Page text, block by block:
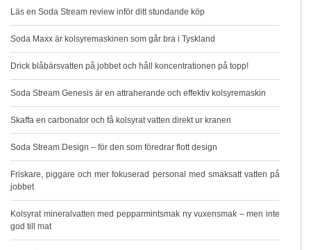
Läs en Soda Stream review inför ditt stundande köp
Soda Maxx är kolsyremaskinen som går bra i Tyskland
Drick blåbärsvatten på jobbet och håll koncentrationen på topp!
Soda Stream Genesis är en attraherande och effektiv kolsyremaskin
Skaffa en carbonator och få kolsyrat vatten direkt ur kranen
Soda Stream Design – för den som föredrar flott design
Friskare, piggare och mer fokuserad personal med smaksatt vatten på
jobbet
Kolsyrat mineralvatten med pepparmintsmak ny vuxensmak – men inte
god till mat